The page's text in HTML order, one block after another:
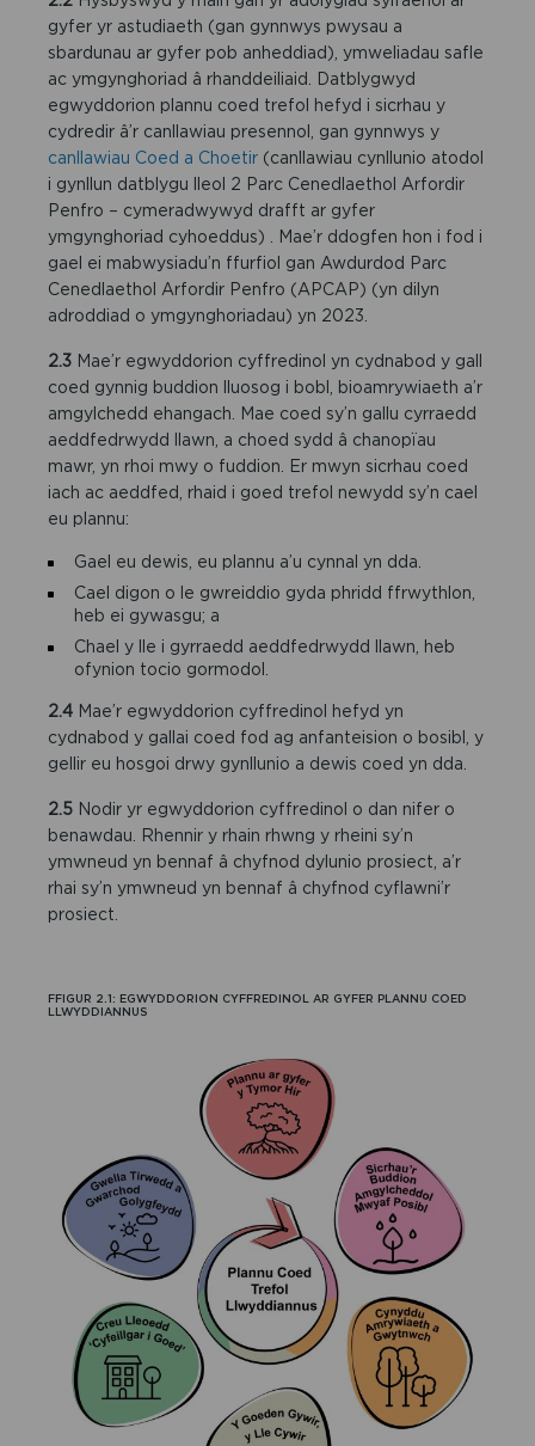
gyfer yr astudiaeth (gan gynnwys pwysau a
sbardunau ar gyfer pob anheddiad), ymweliadau safle
ac ymgynghoriad â rhanddeiliaid. Datblygwyd
egwyddorion plannu coed trefol hefyd i sicrhau y
cydredir â’r canllawiau presennol, gan gynnwys y
canllawiau Coed a Choetir (canllawiau cynllunio atodol
i gynllun datblygu lleol 2 Parc Cenedlaethol Arfordir
Penfro – cymeradwywyd drafft ar gyfer
ymgynghoriad cyhoeddus) . Mae’r ddogfen hon i fod i
gael ei mabwysiadu’n ffurfiol gan Awdurdod Parc
Cenedlaethol Arfordir Penfro (APCAP) (yn dilyn
adroddiad o ymgynghoriadau) yn 2023.
2.3 Mae’r egwyddorion cyffredinol yn cydnabod y gall
coed gynnig buddion lluosog i bobl, bioamrywiaeth a’r
amgylchedd ehangach. Mae coed sy’n gallu cyrraedd
aeddfedrwydd llawn, a choed sydd â chanopïau
mawr, yn rhoi mwy o fuddion. Er mwyn sicrhau coed
iach ac aeddfed, rhaid i goed trefol newydd sy’n cael
eu plannu:
Gael eu dewis, eu plannu a’u cynnal yn dda.
Cael digon o le gwreiddio gyda phridd ffrwythlon,
heb ei gywasgu; a
Chael y lle i gyrraedd aeddfedrwydd llawn, heb
ofynion tocio gormodol.
2.4 Mae’r egwyddorion cyffredinol hefyd yn
cydnabod y gallai coed fod ag anfanteision o bosibl, y
gellir eu hosgoi drwy gynllunio a dewis coed yn dda.
2.5 Nodir yr egwyddorion cyffredinol o dan nifer o
benawdau. Rhennir y rhain rhwng y rheini sy’n
ymwneud yn bennaf â chyfnod dylunio prosiect, a’r
rhai sy’n ymwneud yn bennaf â chyfnod cyflawni’r
prosiect.
FFIGUR 2.1: EGWYDDORION CYFFREDINOL AR GYFER PLANNU COED
LLWYDDIANNUS